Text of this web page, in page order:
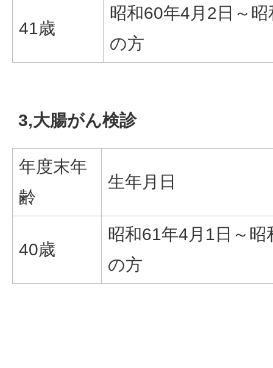
41歳
昭和60年4月2日～
の方
3,大腸がん検診
年度末年
齢
生年月日
40歳
昭和61年4月1日～
の方